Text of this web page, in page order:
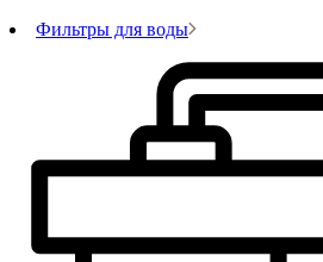
Фильтры для воды